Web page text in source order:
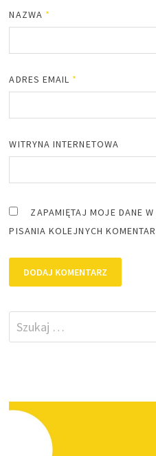
NAZWA *
ADRES EMAIL *
WITRYNA INTERNETOWA
ZAPAMIĘTAJ MOJE DANE
PISANIA KOLEJNYCH
Szukaj: